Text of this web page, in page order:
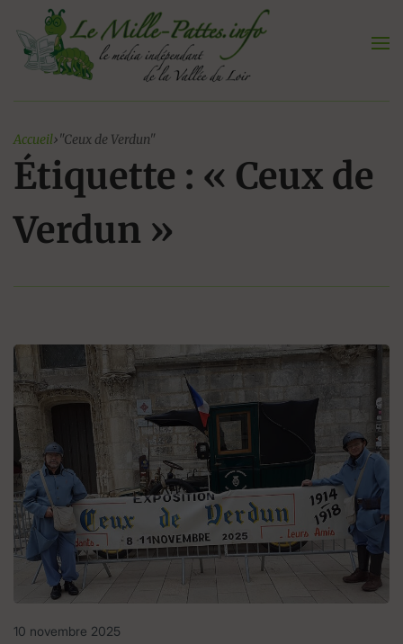
contenu
Accueil›"Ceux de Verdun"
Étiquette : « Ceux de
Verdun »
10 novembre 2025